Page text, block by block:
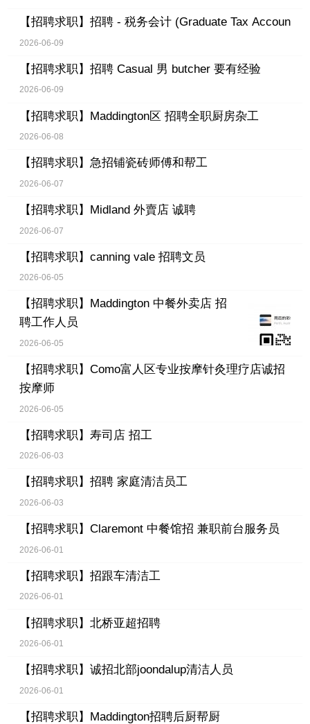
【招聘求职】 招聘 - 税务会计 (Graduate Tax Accoun
2026-06-09
【招聘求职】 招聘 Casual 男 butcher 要有经验
2026-06-09
【招聘求职】 Maddington区 招聘全职厨房杂工
2026-06-08
【招聘求职】 急招铺瓷砖师傅和帮工
2026-06-07
【招聘求职】 Midland 外賣店 诚聘
2026-06-07
【招聘求职】 canning vale 招聘文员
2026-06-05
【招聘求职】
Maddington 中餐外卖店 招
聘工作人员
2026-06-05
【招聘求职】 Como富人区专业按摩针灸理疗店诚招
按摩师
2026-06-05
【招聘求职】 寿司店 招工
2026-06-03
【招聘求职】 招聘 家庭清洁员工
2026-06-03
【招聘求职】 Claremont 中餐馆招 兼职前台服务员
2026-06-01
【招聘求职】 招跟车清洁工
2026-06-01
【招聘求职】 北桥亚超招聘
2026-06-01
【招聘求职】 诚招北部joondalup清洁人员
2026-06-01
【招聘求职】 Maddington招聘后厨帮厨